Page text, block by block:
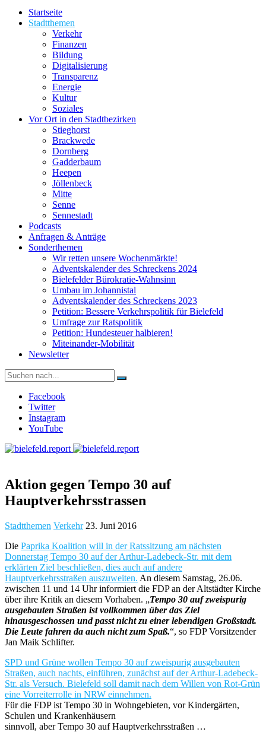
Startseite
Stadtthemen
Verkehr
Finanzen
Bildung
Digitalisierung
Transparenz
Energie
Kultur
Soziales
Vor Ort in den Stadtbezirken
Stieghorst
Brackwede
Dornberg
Gadderbaum
Heepen
Jöllenbeck
Mitte
Senne
Sennestadt
Podcasts
Anfragen & Anträge
Sonderthemen
Wir retten unsere Wochenmärkte!
Adventskalender des Schreckens 2024
Bielefelder Bürokratie-Wahnsinn
Umbau im Johannistal
Adventskalender des Schreckens 2023
Petition: Bessere Verkehrspolitik für Bielefeld​​
Umfrage zur Ratspolitik
Petition: Hundesteuer halbieren!
Miteinander-Mobilität
Newsletter
Suche
nach:
Facebook
Twitter
Instagram
YouTube
Aktion gegen Tempo 30 auf
Hauptverkehrsstrassen
Stadtthemen Verkehr 23. Juni 2016
Die Paprika Koalition will in der Ratssitzung am nächsten
Donnerstag Tempo 30 auf der Arthur-Ladebeck-Str. mit dem
erklärten Ziel beschließen, dies auch auf andere
Hauptverkehrsstraßen auszuweiten. An diesem Samstag, 26.06.
zwischen 11 und 14 Uhr informiert die FDP an der Altstädter Kirche
über ihre Kritik an diesem Vorhaben. „Tempo 30 auf zweispurig
ausgebauten Straßen ist vollkommen über das Ziel
hinausgeschossen und passt nicht zu einer lebendigen Großstadt.
Die Leute fahren da auch nicht zum Spaß.“, so FDP Vorsitzender
Jan Maik Schlifter.
SPD und Grüne wollen Tempo 30 auf zweispurig ausgebauten
Straßen, auch nachts, einführen, zunächst auf der Arthur-Ladebeck-
Str. als Versuch. Bielefeld soll damit nach dem Willen von Rot-Grün
eine Vorreiterrolle in NRW einnehmen.
Für die FDP ist Tempo 30 in Wohngebieten, vor Kindergärten,
Schulen und Krankenhäusern
sinnvoll, aber Tempo 30 auf Hauptverkehrsstraßen …